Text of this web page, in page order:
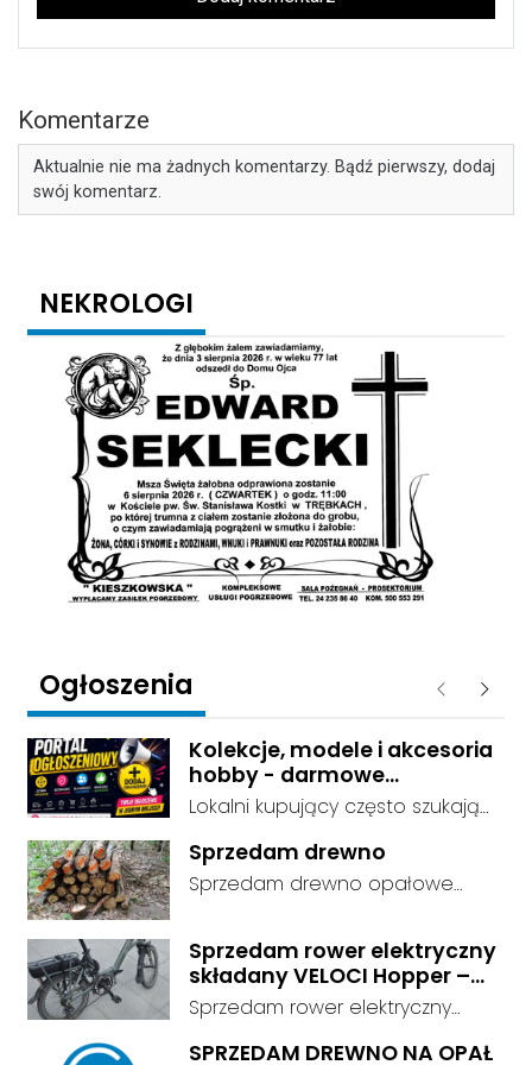
Komentarze
Aktualnie nie ma żadnych komentarzy. Bądź pierwszy, dodaj
swój komentarz.
NEKROLOGI
Ogłoszenia Poprzednie
Kolekcje, modele i akcesoria
hobby - darmowe
ogłoszenia, dodaj swoje za
Lokalni kupujący często szukają
w domu. Kategorie są czytelnie
podzielone, dzięki czemu osoby
kolekcjonerskich trafiają prosto
do Twojej oferty. Link do serwisu:
darmowe ogłoszenia -
Sprzedam drewno
Sprzedam drewno opałowe
palenia transport w własnym
zakresie
Sprzedam rower elektryczny
składany VELOCI Hopper –
Bafang
Sprzedam rower elektryczny
SPRZEDAM DREWNO NA OPAŁ